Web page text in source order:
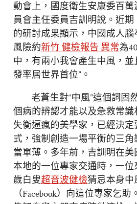
動會上，國度衛生安康委百
員會主任委員吉訓明說。近
的研討成果顯示，中國成人
風險約新竹 健檢報告 異常為
中，有兩小我會產生中風，
發率居世界首位”。
老蒼生對“中風”這個詞固
個病的辨認才能以及急救常
失衡逼瘋的美學家，已經決
式，強制創造一場平衡的三
當單薄。多年前，吉訓明在
本地的一位專家交通時，一位
歲白叟超音波健檢猜忌本身中
（Facebook）向這位專家乞